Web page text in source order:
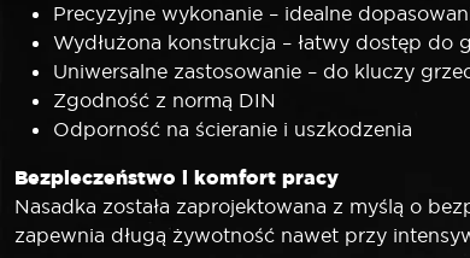
Precyzyjne wykonanie – idealne
Wydłużona konstrukcja – łatwy dostęp do
Uniwersalne zastosowanie – do kluczy
Zgodność z normą DIN
Odporność na ścieranie i uszkodzenia
Bezpieczeństwo i komfort pracy
Nasadka została zaprojektowana z myślą o
zapewnia długą żywotność nawet przy